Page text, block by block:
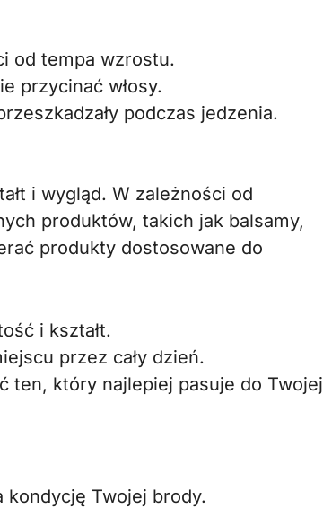
od tempa wzrostu.
przycinać włosy.
podczas jedzenia.
i wygląd. W zależności od
produktów, takich jak balsamy,
produkty dostosowane do
i kształt.
przez cały dzień.
ten, który najlepiej pasuje do Twojej
kondycję Twojej brody.